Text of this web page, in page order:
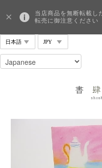
当店商品を無断転載し
転売に御注意ください